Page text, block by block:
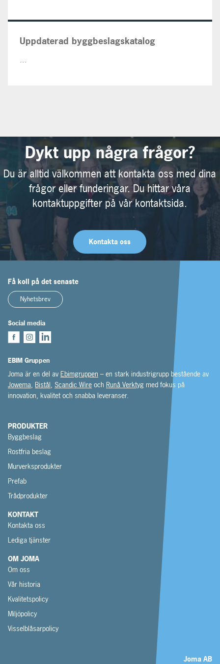
Uppdaterad byggbeslagskatalog
...
Dykt upp några frågor?
Du är alltid välkommen att kontakta oss med dina
frågor eller funderingar. Du hittar våra
kontaktuppgifter på vår kontaktsida.
Kontakta oss
Få koll på det senaste
Nyhetsbrev
Social media
EBIM Gruppen
Joma är en del av Ebimgruppen – en stark industrigrupp bestående av
Jowema, Bistål, Scandic Wire och Runå Verktyg med fokus på
innovation, kvalitet och snabba leveranser.
PRODUKTER
Byggbeslag
Rostfria beslag
Murverksprodukter
Prefab
Trådprodukter
KONTAKT
Kontakta oss
Lediga tjänster
OM JOMA
Om oss
Vår historia
Kvalitetspolicy
Miljöpolicy
Visselblåsarpolicy
Joma AB